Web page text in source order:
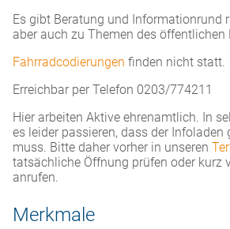
Es gibt Beratung und Informationrund
aber auch zu Themen des öffentlichen
Fahrradcodierungen finden nicht statt.
Erreichbar per Telefon 0203/774211
Hier arbeiten Aktive ehrenamtlich. In
es leider passieren, dass der Infoladen
muss. Bitte daher vorher in unseren
tatsächliche Öffnung prüfen oder kurz
anrufen.
Merkmale